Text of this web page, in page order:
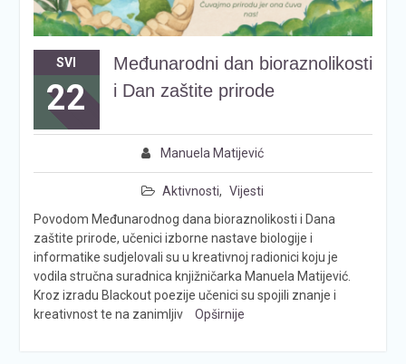
SVI
22
Međunarodni dan bioraznolikosti
i Dan zaštite prirode
Manuela Matijević
Aktivnosti, Vijesti
Povodom Međunarodnog dana bioraznolikosti i Dana
zaštite prirode, učenici izborne nastave biologije i
informatike sudjelovali su u kreativnoj radionici koju je
vodila stručna suradnica knjižničarka Manuela Matijević.
Kroz izradu Blackout poezije učenici su spojili znanje i
kreativnost te na zanimljiv
Opširnije